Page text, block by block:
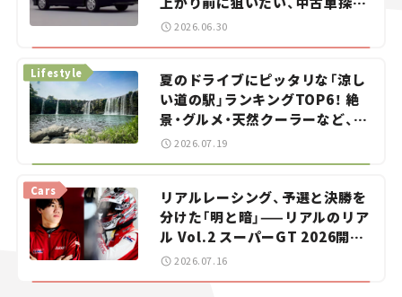
をお手伝い――ちょっとイケてるマ
2026.06.30
夏のドライブにピッタリな「涼し
い道の駅」ランキングTOP6！ 絶
景・グルメ・天然クーラーなど、避
暑におすすめのスポットを紹介
Lifestyle
2026.07.19
リアルレーシング、予選と決勝を
分けた「明と暗」——リアルのリア
ル Vol.2 スーパーGT 2026開幕
戦 岡山国際サーキット
Cars
2026.07.16